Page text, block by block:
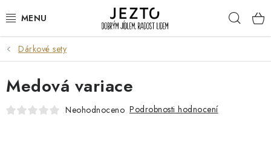
na
DÁRKOVÉ SADY
TRVANLIVÉ
DROGERIE A KOSMETIKA
Dárkové sety
Medová variace
Neohodnoceno Podrobnosti hodnocení